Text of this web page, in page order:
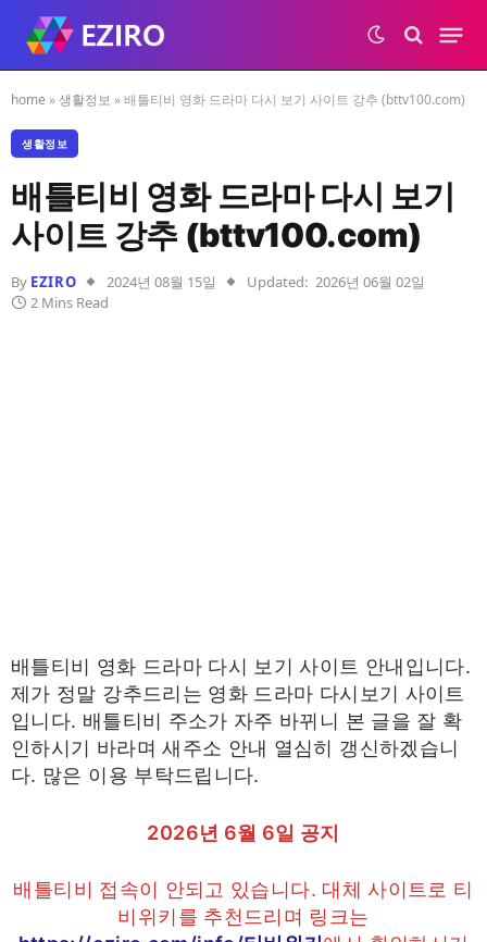
home »생활정보 »배틀티비 영화 드라마 다시 보기 사이트 강추 (bttv100.com)
생활정보
배틀티비 영화 드라마 다시 보기
사이트 강추 (bttv100.com)
By EZIRO 2024년 08월 15일 Updated: 2026년 06월 02일
2 Mins Read
배틀티비 영화 드라마 다시 보기 사이트 안내입니다.
제가 정말 강추드리는 영화 드라마 다시보기 사이트
입니다. 배틀티비 주소가 자주 바뀌니 본 글을 잘 확
인하시기 바라며 새주소 안내 열심히 갱신하겠습니
다. 많은 이용 부탁드립니다.
2026년 6월 6일 공지
배틀티비 접속이 안되고 있습니다. 대체 사이트로 티
비위키를 추천드리며 링크는